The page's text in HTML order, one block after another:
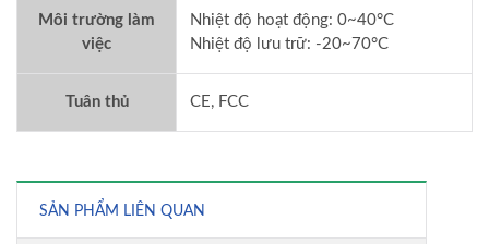
Môi trường làm
việc
Nhiệt độ hoạt động: 0~40°C
Nhiệt độ lưu trữ: -20~70°C
Tuân thủ CE, FCC
SẢN PHẨM LIÊN QUAN